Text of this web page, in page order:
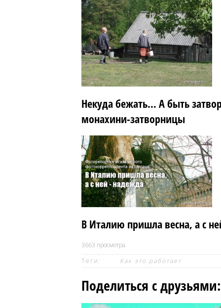
Некуда бежать… А быть
монахини-затворницы
В Италию пришла весна, а с
3663 просмотра.
Теги:
Как это работает
Поделиться с друзьями: